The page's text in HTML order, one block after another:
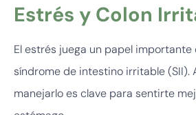
Estrés y Colon
El estrés juega un papel
síndrome de intestino irritable (SII).
manejarlo es clave para sentirte